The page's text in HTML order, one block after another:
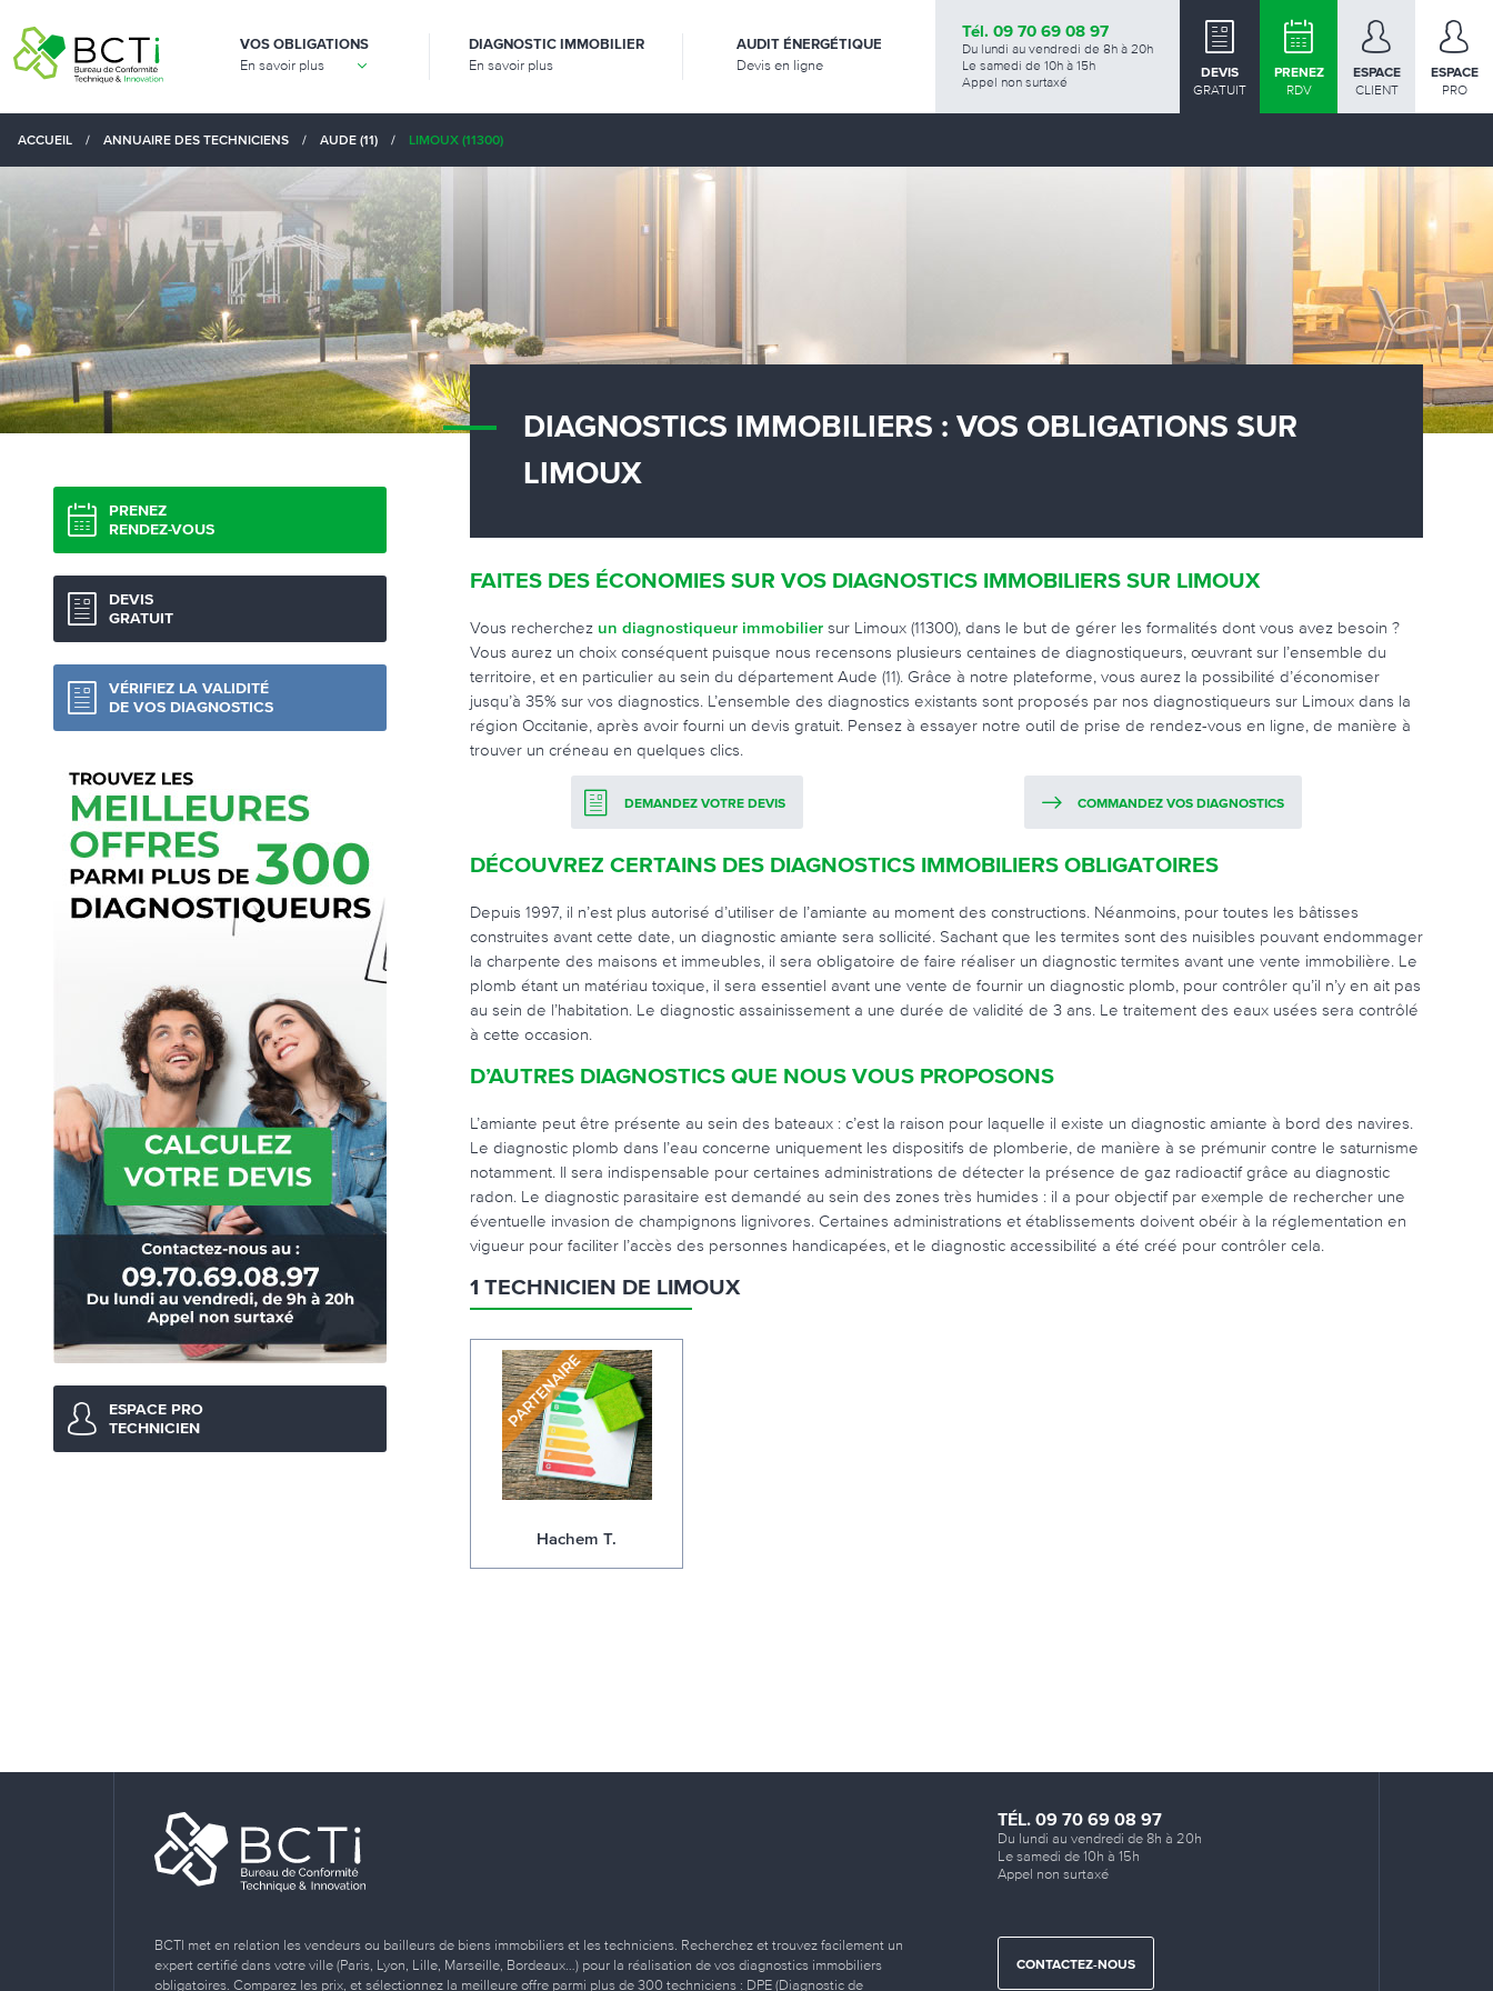
VOS OBLIGATIONS
En savoir plus
DIAGNOSTIC IMMOBILIER
En savoir plus
AUDIT ÉNERGÉTIQUE
Devis en ligne
Tél. 09 70 69 08 97
Du lundi au vendredi de 8h à 20h
Le samedi de 10h à 15h
Appel non surtaxé
DEVIS
GRATUIT
PRENEZ
RDV
ESPACE
CLIENT
ESPACE
PRO
ACCUEIL / ANNUAIRE DES TECHNICIENS / AUDE (11) / LIMOUX (11300)
PRENEZ
RENDEZ-VOUS
DEVIS
GRATUIT
VÉRIFIEZ LA VALIDITÉ
DE VOS DIAGNOSTICS
ESPACE PRO
TECHNICIEN
DIAGNOSTICS IMMOBILIERS : VOS OBLIGATIONS SUR
LIMOUX
FAITES DES ÉCONOMIES SUR VOS DIAGNOSTICS IMMOBILIERS SUR LIMOUX
Vous recherchez un diagnostiqueur immobilier sur Limoux (11300), dans le but de gérer les formalités dont vous avez besoin ?
Vous aurez un choix conséquent puisque nous recensons plusieurs centaines de diagnostiqueurs, œuvrant sur l’ensemble du
territoire, et en particulier au sein du département Aude (11). Grâce à notre plateforme, vous aurez la possibilité d’économiser
jusqu’à 35% sur vos diagnostics. L’ensemble des diagnostics existants sont proposés par nos diagnostiqueurs sur Limoux dans la
région Occitanie, après avoir fourni un devis gratuit. Pensez à essayer notre outil de prise de rendez-vous en ligne, de manière à
trouver un créneau en quelques clics.
DEMANDEZ VOTRE DEVIS COMMANDEZ VOS DIAGNOSTICS
DÉCOUVREZ CERTAINS DES DIAGNOSTICS IMMOBILIERS OBLIGATOIRES
Depuis 1997, il n’est plus autorisé d’utiliser de l’amiante au moment des constructions. Néanmoins, pour toutes les bâtisses
construites avant cette date, un diagnostic amiante sera sollicité. Sachant que les termites sont des nuisibles pouvant endommager
la charpente des maisons et immeubles, il sera obligatoire de faire réaliser un diagnostic termites avant une vente immobilière. Le
plomb étant un matériau toxique, il sera essentiel avant une vente de fournir un diagnostic plomb, pour contrôler qu’il n’y en ait pas
au sein de l’habitation. Le diagnostic assainissement a une durée de validité de 3 ans. Le traitement des eaux usées sera contrôlé
à cette occasion.
D’AUTRES DIAGNOSTICS QUE NOUS VOUS PROPOSONS
L’amiante peut être présente au sein des bateaux : c’est la raison pour laquelle il existe un diagnostic amiante à bord des navires.
Le diagnostic plomb dans l’eau concerne uniquement les dispositifs de plomberie, de manière à se prémunir contre le saturnisme
notamment. Il sera indispensable pour certaines administrations de détecter la présence de gaz radioactif grâce au diagnostic
radon. Le diagnostic parasitaire est demandé au sein des zones très humides : il a pour objectif par exemple de rechercher une
éventuelle invasion de champignons lignivores. Certaines administrations et établissements doivent obéir à la réglementation en
vigueur pour faciliter l’accès des personnes handicapées, et le diagnostic accessibilité a été créé pour contrôler cela.
1 TECHNICIEN DE LIMOUX
Hachem T.
BCTI met en relation les vendeurs ou bailleurs de biens immobiliers et les techniciens. Recherchez et trouvez facilement un
expert certifié dans votre ville (Paris, Lyon, Lille, Marseille, Bordeaux…) pour la réalisation de vos diagnostics immobiliers
obligatoires. Comparez les prix, et sélectionnez la meilleure offre parmi plus de 300 techniciens : DPE (Diagnostic de
TÉL. 09 70 69 08 97
Du lundi au vendredi de 8h à 20h
Le samedi de 10h à 15h
Appel non surtaxé
CONTACTEZ-NOUS